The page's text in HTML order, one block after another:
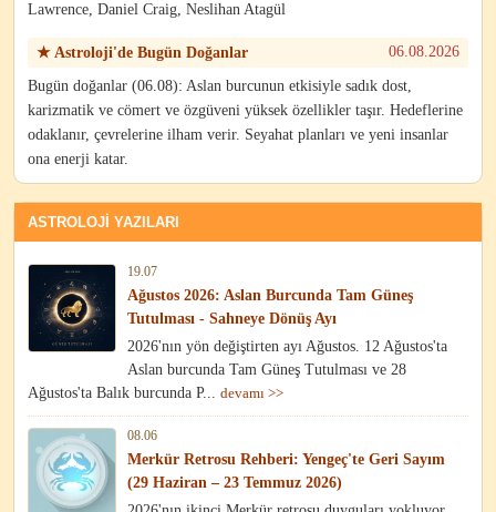
Lawrence, Daniel Craig, Neslihan Atagül
★ Astroloji'de Bugün Doğanlar 06.08.2026
Bugün doğanlar (06.08): Aslan burcunun etkisiyle sadık dost,
karizmatik ve cömert ve özgüveni yüksek özellikler taşır. Hedeflerine
odaklanır, çevrelerine ilham verir. Seyahat planları ve yeni insanlar
ona enerji katar.
ASTROLOJI YAZILARI
19.07
Ağustos 2026: Aslan Burcunda Tam Güneş
Tutulması - Sahneye Dönüş Ayı
2026'nın yön değiştirten ayı Ağustos. 12 Ağustos'ta
Aslan burcunda Tam Güneş Tutulması ve 28
Ağustos'ta Balık burcunda P... devamı >>
08.06
Merkür Retrosu Rehberi: Yengeç'te Geri Sayım
(29 Haziran – 23 Temmuz 2026)